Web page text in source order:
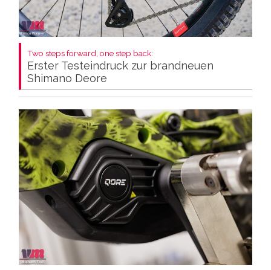
Two steps forward, one step back:
Erster Testeindruck zur brandneuen
Shimano Deore